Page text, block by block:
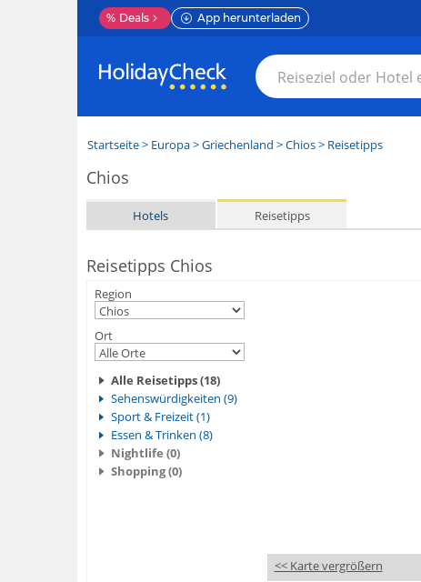
% Deals App herunterladen
Startseite> Europa>Griechenland >Chios> Reisetipps
Chios
Hotels Reisetipps
Reisetipps Chios
Region
Ort
Alle Reisetipps (18)
Sehenswürdigkeiten (9)
Sport & Freizeit (1)
Essen & Trinken (8)
Nightlife (0)
Shopping (0)
<< Karte vergrößern